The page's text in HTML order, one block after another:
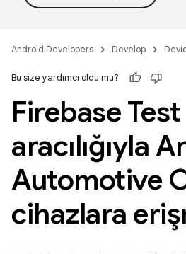
Android Developers Develop
Bu size yardımcı oldu mu?
Firebase
aracılığıyla
Automotive
cihazlara